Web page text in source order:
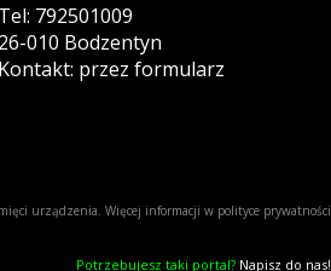
Tel: 792501009
26-010 Bodzentyn
Kontakt: przez formularz
urządzenia. Więcej informacji w polityce prywatności
Potrzebujesz taki portal? Napisz do nas!